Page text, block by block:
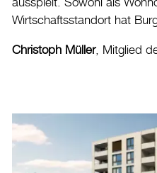
ausspielt. Sowohl als
Wirtschaftsstandort hat
Christoph Müller, Mitglied